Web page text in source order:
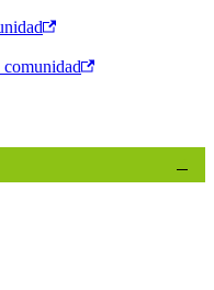
comunidad